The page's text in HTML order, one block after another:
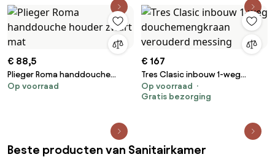
€ 88,5
Plieger Roma handdouche
houder zwart mat
Op voorraad
€ 167
Tres Clasic inbouw 1-weg
douchemengkraan verouderd
messing
Op voorraad
Gratis bezorging
Beste producten van Sanitairkamer